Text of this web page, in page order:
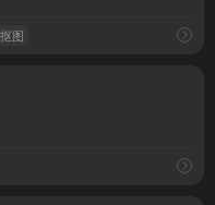
图